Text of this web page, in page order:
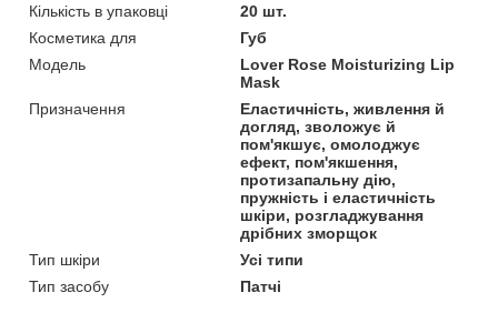
Кількість в упаковці
20 шт.
Косметика для
Губ
Мoдель
Lover Rose Moisturizing Lip
Mask
Призначення
Еластичність, живлення й
догляд, зволожує й
пом'якшує, омолоджує
ефект, пом'якшення,
протизапальну дію,
пружність і еластичність
шкіри, розгладжування
дрібних зморщок
Тип шкіри
Усі типи
Тип засобу
Патчі